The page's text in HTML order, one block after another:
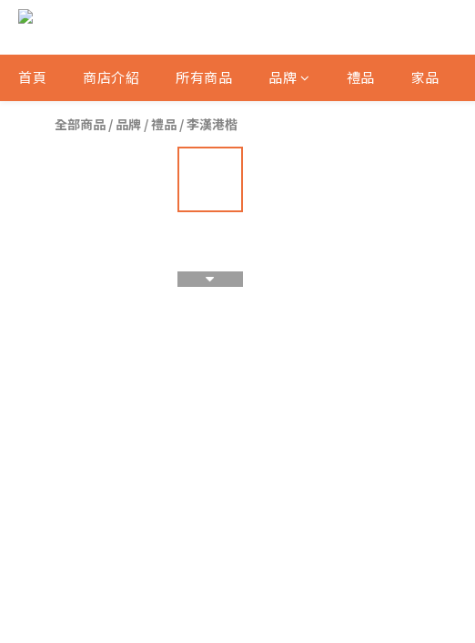
首頁 商店介紹 所有商品 品牌 禮品 家品
全部商品 / 品牌 /禮品 /李漢港楷